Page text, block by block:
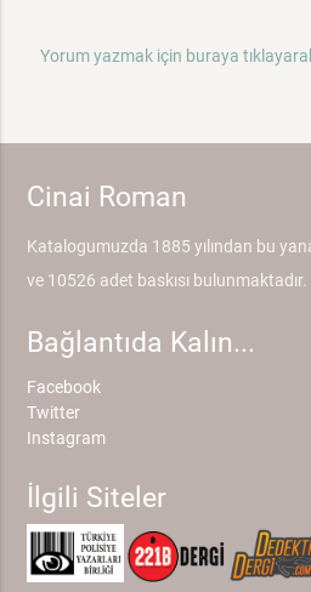
Yorum yazmak için buraya
Cinai Roman
Katalogumuzda 1885 yılından bu
ve 10526 adet baskısı bulunmaktadır.
Bağlantıda Kalın...
Facebook
Twitter
Instagram
İlgili Siteler